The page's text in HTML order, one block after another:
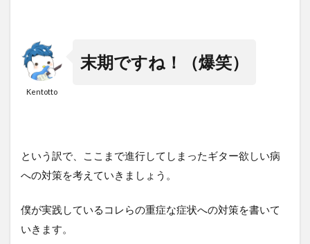
Kentotto
末期ですね！（爆笑）
という訳で、ここまで進行してしまったギター欲しい病
への対策を考えていきましょう。
僕が実践しているコレらの重症な症状への対策を書いて
いきます。